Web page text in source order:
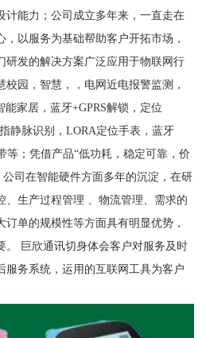
计能力；公司成立多年来，一直走在
以服务为基础帮助客户开拓市场，
研发的解决方案广泛应用于物联网行
园，智慧，，电网近电报警监测，
能家居，蓝牙+GPRS解锁，定位
静脉识别，LORA定位手表，蓝牙
等；凭借产品“低功耗，稳定可靠，价
司在智能硬件方面多年的沉淀，在研
、生产过程管理 、物流管理、需求的
单的规模性等方面具有明显优势，
。 巨欣通讯切身体会客户对服务及时
服务系统，运用的互联网工具为客户